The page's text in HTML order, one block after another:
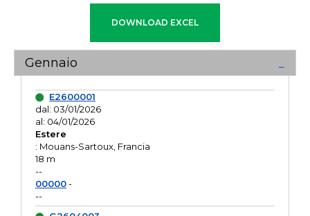
Gennaio
E2600001
dal: 03/01/2026
al: 04/01/2026
Estere
: Mouans-Sartoux, Francia
18 m
--
00000-
--